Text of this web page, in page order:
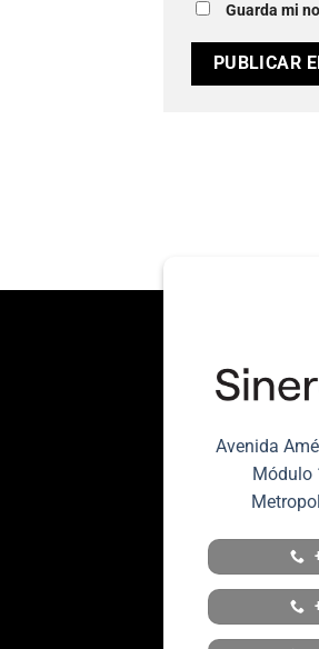
Guarda mi
Avenida
Módulo